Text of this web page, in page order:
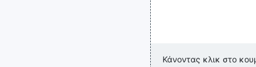
Κάνοντας κλικ στο